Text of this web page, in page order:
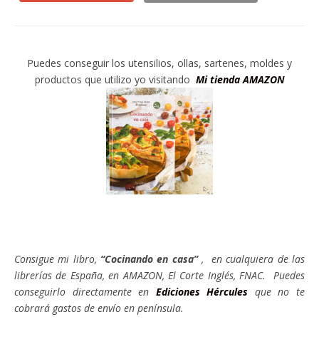
Puedes conseguir los utensilios, ollas, sartenes, moldes y
productos que utilizo yo visitando Mi tienda AMAZON
Consigue mi libro, “Cocinando en casa”, en cualquiera de las
librerías de España, en AMAZON, El Corte Inglés, FNAC. Puedes
conseguirlo directamente en Ediciones Hércules que no te
cobrará gastos de envío en península.